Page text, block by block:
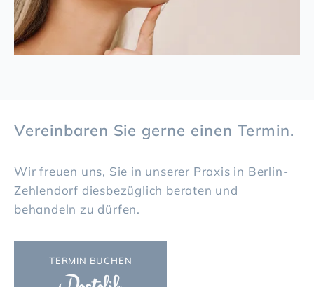
Vereinbaren Sie gerne einen Termin.
Wir freuen uns, Sie in unserer Praxis in Berlin-
Zehlendorf diesbezüglich beraten und
behandeln zu dürfen.
TERMIN BUCHEN